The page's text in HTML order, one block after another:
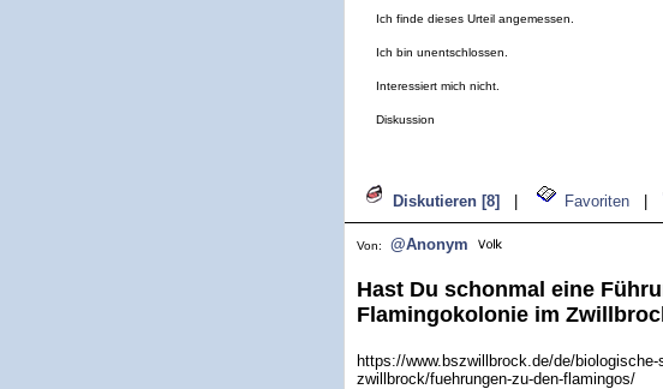
Ich finde dieses Urteil angemessen.
Ich bin unentschlossen.
Interessiert mich nicht.
Diskussion
Diskutieren [8] Favoriten
Von: @Anonym
Hast Du schonmal eine
Flamingokolonie im
https://www.bszwillbrock.de/de/
zwillbrock/fuehrungen-zu-den-flamingos/